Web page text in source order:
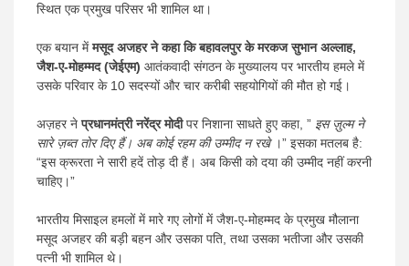
स्थित एक प्रमुख परिसर भी शामिल था।
एक बयान मेंमसूद अजहर ने कहा कि बहावलपुर के मरकज सुभान अल्लाह,
जैश-ए-मोहम्मद (जेईएम) आतंकवादी संगठन के मुख्यालय पर भारतीय हमले में
उसके परिवार के 10 सदस्यों और चार करीबी सहयोगियों की मौत हो गई।
अज़हर नेप्रधानमंत्री नरेंद्र मोदीपर निशाना साधते हुए कहा, ” इस ज़ुल्म ने
सारे ज़ब्त तोर दिए हैं। अब कोई रहम की उम्मीद न रखे।” इसका मतलब है:
“इस क्रूरता ने सारी हदें तोड़ दी हैं। अब किसी को दया की उम्मीद नहीं करनी
चाहिए।”
भारतीय मिसाइल हमलों में मारे गए लोगों में जैश-ए-मोहम्मद के प्रमुख मौलाना
मसूद अजहर की बड़ी बहन और उसका पति, तथा उसका भतीजा और उसकी
पत्नी भी शामिल थे।